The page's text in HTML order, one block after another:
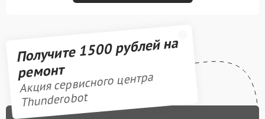
Получите 1500 рублей на
ремонт
Акция сервисного центра
Thunderobot